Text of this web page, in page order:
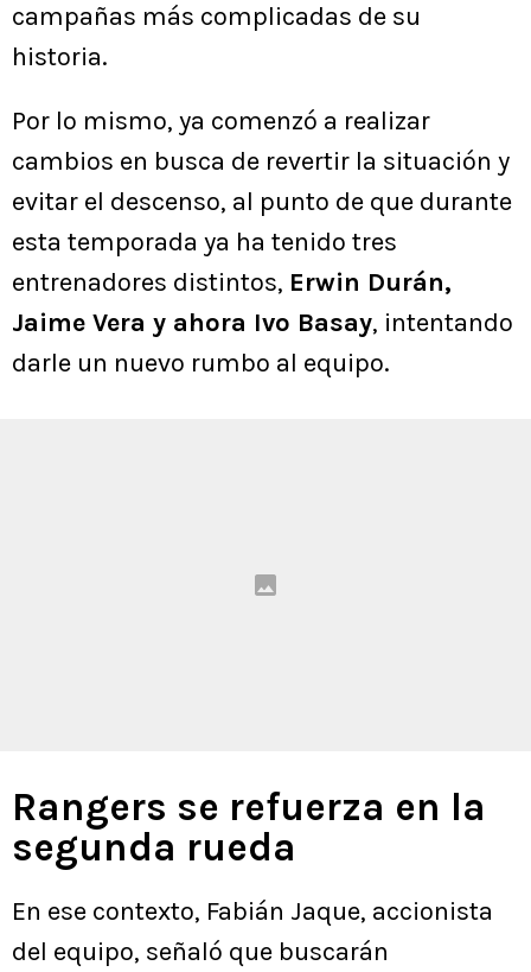
campañas más complicadas de su
historia.
Por lo mismo, ya comenzó a realizar
cambios en busca de revertir la situación y
evitar el descenso, al punto de que durante
esta temporada ya ha tenido tres
entrenadores distintos, Erwin Durán,
Jaime Vera y ahora Ivo Basay, intentando
darle un nuevo rumbo al equipo.
Rangers se refuerza en la
segunda rueda
En ese contexto, Fabián Jaque, accionista
del equipo, señaló que buscarán